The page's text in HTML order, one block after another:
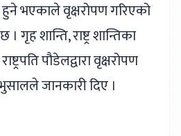
भएकाले वृक्षरोपण गरिएको
शान्ति, राष्ट्र शान्तिका
पौडेलद्वारा वृक्षरोपण
जानकारी दिए ।